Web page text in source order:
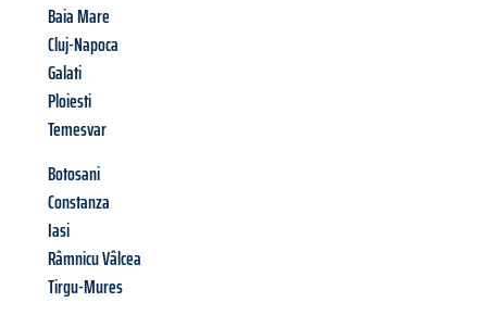
Baia Mare
Cluj-Napoca
Galati
Ploiesti
Temesvar
Botosani
Constanza
Iasi
Râmnicu Vâlcea
Tirgu-Mures